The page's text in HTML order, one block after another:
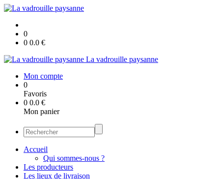
0
0 0.0 €
La vadrouille paysanne
Mon compte
0
Favoris
0 0.0 €
Mon panier
Accueil
Qui sommes-nous ?
Les producteurs
Les lieux de livraison